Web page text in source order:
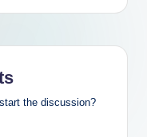
the discussion?